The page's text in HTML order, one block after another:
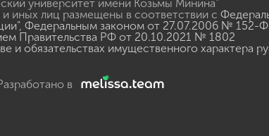
университет имени Козьмы Минина"
иных лиц размещены в соответствии с
, Федеральным законом от 27.07.2006 № 152-
Правительства РФ от 20.10.2021 № 1802
и обязательствах имущественного характера
в